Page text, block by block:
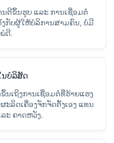
ນຕີຂຶ້ນຮູບ ແລະ ການເຊື່ອມຕໍ່
ກັບຜູ້ໃຫ້ບໍລິການສາມຄົນ, ບໍ່ມີ
ດີ.
ນບໍລິສັດ
ນເຖິງການເຊື່ອມຕໍ່ທີ່ຮ້າຍແຮງ
ລິດເຄື່ອງຈັກຈັດຕັ້ງເອງ ແທນ
ະ ຄາດຫວັງ.